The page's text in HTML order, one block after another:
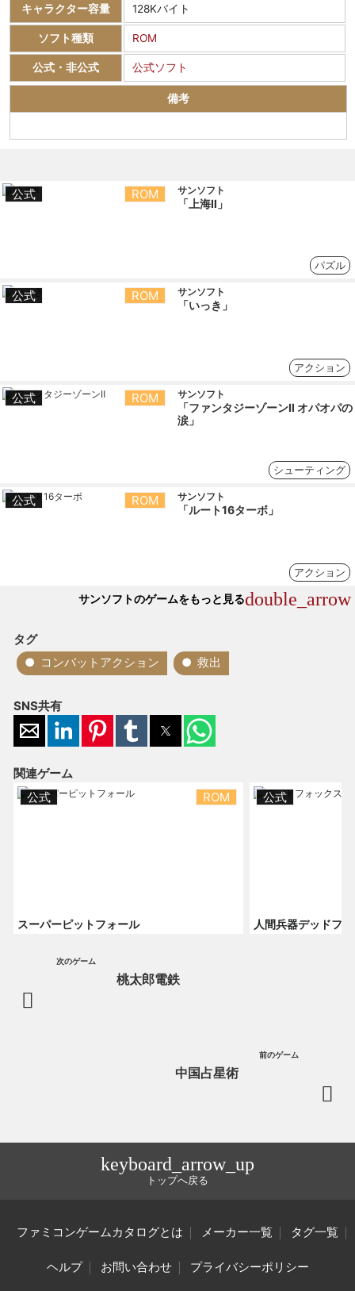
キャラクター容量 128Kバイト
ソフト種類 ROM
公式・非公式 公式ソフト
備考
公式 ROM サンソフト
「上海Ⅱ」
パズル
公式 ROM サンソフト
「いっき」
アクション
公式 ROM サンソフト
「ファンタジーゾーンⅡ オパオパの
涙」
シューティング
公式 ROM サンソフト
「ルート16ターボ」
アクション
サンソフトのゲームをもっと見るdouble_arrow
タグ
コンバットアクション 救出
SNS共有
関連ゲーム
公式
ROM
スーパーピットフォール
公式
人間兵器デッドフ
次のゲーム
桃太郎電鉄
前のゲーム
中国占星術
keyboard_arrow_up
トップへ戻る
ファミコンゲームカタログとは メーカー一覧 タグ一覧
ヘルプ お問い合わせ プライバシーポリシー